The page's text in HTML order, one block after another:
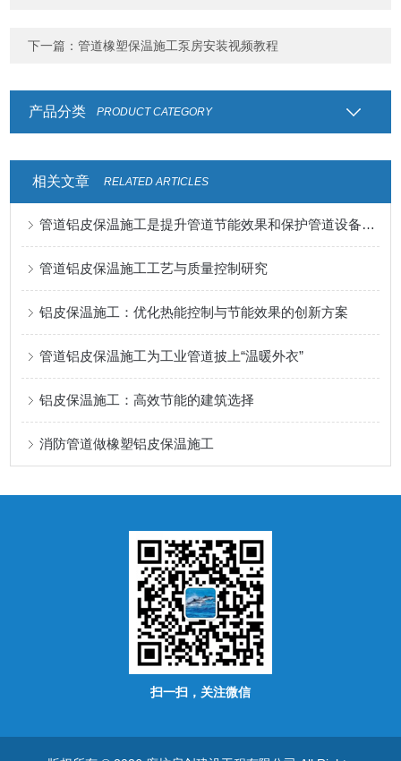
下一篇：管道橡塑保温施工泵房安装视频教程
产品分类 PRODUCT CATEGORY
相关文章 RELATED ARTICLES
管道铝皮保温施工是提升管道节能效果和保护管道设备的关键步骤
管道铝皮保温施工工艺与质量控制研究
铝皮保温施工：优化热能控制与节能效果的创新方案
管道铝皮保温施工为工业管道披上“温暖外衣”
铝皮保温施工：高效节能的建筑选择
消防管道做橡塑铝皮保温施工
扫一扫，关注微信